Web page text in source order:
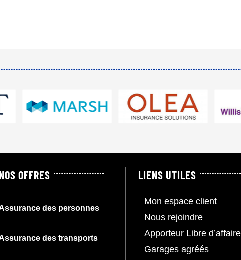
NOS OFFRES
des personnes
des transports
LIENS UTILES
Mon espace client
Nous rejoindre
Apporteur Libre d’affaire
Garages agréés